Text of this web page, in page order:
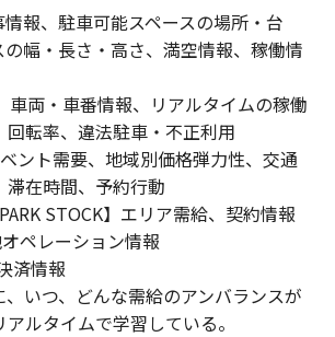
情報、駐車可能スペースの場所・台
幅・長さ・高さ、満空情報、稼働情
車両・車番情報、リアルタイムの稼働
転率、違法駐車・不正利用
ベント需要、地域別価格弾力性、交通
在時間、予約行動
PARK STOCK】エリア需給、契約情報
ペレーション情報
済情報
いつ、どんな需給のアンバランスが
ルタイムで学習している。